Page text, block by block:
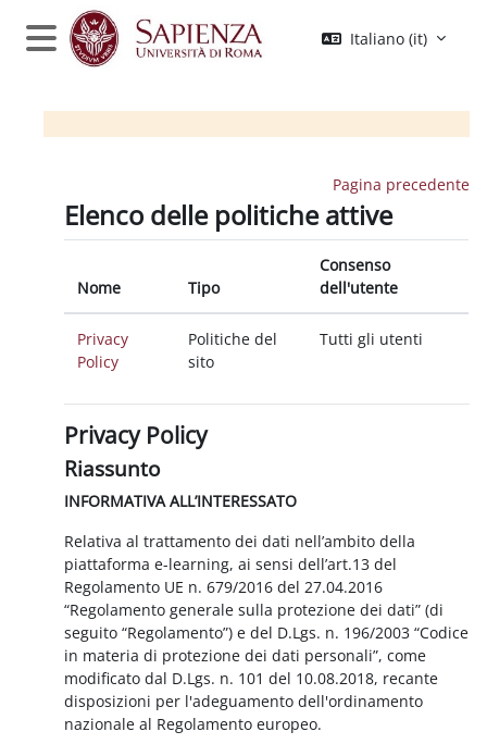
Vai al contenuto principale
Pannello laterale
Italiano ‎(it)‎
Pagina precedente
Elenco delle politiche attive
Nome Tipo
Consenso
dell'utente
Privacy
Policy
Politiche del
sito
Tutti gli utenti
Privacy Policy
Riassunto
INFORMATIVA ALL’INTERESSATO
Relativa al trattamento dei dati nell’ambito della
piattaforma e-learning, ai sensi dell’art.13 del
Regolamento UE n. 679/2016 del 27.04.2016
“Regolamento generale sulla protezione dei dati” (di
seguito “Regolamento”) e del D.Lgs. n. 196/2003 “Codice
in materia di protezione dei dati personali”, come
modificato dal D.Lgs. n. 101 del 10.08.2018, recante
disposizioni per l'adeguamento dell'ordinamento
nazionale al Regolamento europeo.